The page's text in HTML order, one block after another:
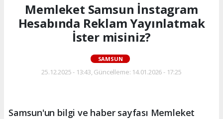
Memleket Samsun İnstagram
Hesabında Reklam Yayınlatmak
İster misiniz?
SAMSUN
25.12.2025 - 13:43, Güncelleme: 14.01.2026 - 17:25
Samsun'un bilgi ve haber sayfası Memleket